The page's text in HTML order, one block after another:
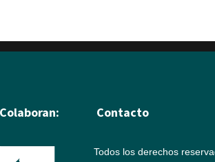
Colaboran: Contacto
Todos los derechos